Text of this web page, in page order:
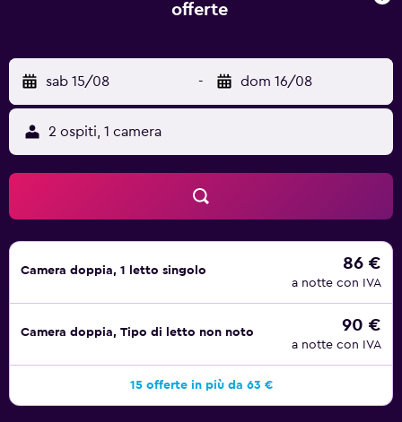
offerte
sab 15/08 - dom 16/08
2 ospiti, 1 camera
Camera doppia, 1 letto singolo 86 €
a notte con IVA
Camera doppia, Tipo di letto non noto 90 €
a notte con IVA
15 offerte in più da 63 €